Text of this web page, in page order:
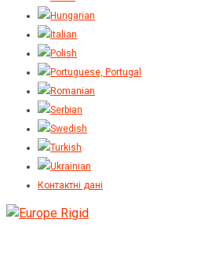
Контактні дані